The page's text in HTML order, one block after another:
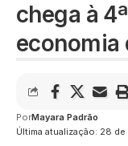
chega à
economia
Última atualização: 28
PorMayara Padrão